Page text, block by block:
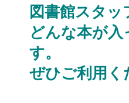
図書館スタ
どんな本が
す。
ぜひご利用く